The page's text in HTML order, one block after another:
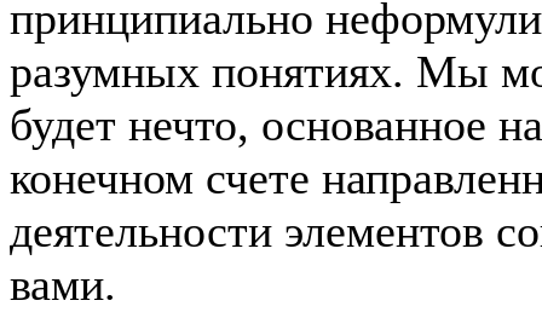
принципиально
разумных понятиях. Мы
будет нечто, основанное
конечном счете
деятельности элементов
вами.